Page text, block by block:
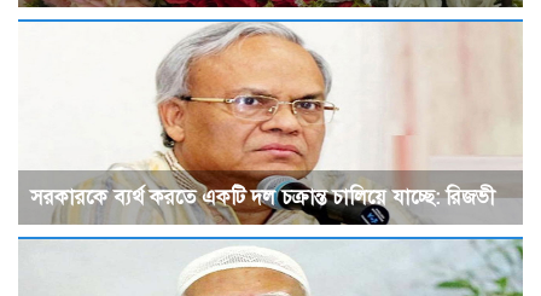
সরকারকে ব্যর্থ করতে একটি দল চক্রান্ত চালিয়ে যাচ্ছে: রিজভী